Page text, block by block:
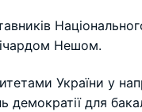
Нешом.
України у
демократії для